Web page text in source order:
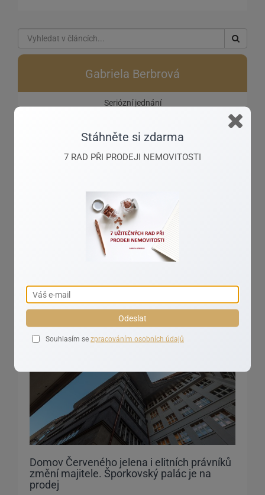
Gabriela Berbrová
Seriózní jednání
gabriela.berbrova@amfr.cz
+420 607 944 687
Reality aktuálně
Domov Červeného jelena i elitních právníků
změní majitele. Šporkovský palác je na
prodej
Stáhněte si zdarma
7 RAD PŘI PRODEJI NEMOVITOSTI
Odeslat
Souhlasím se zpracováním osobních údajů